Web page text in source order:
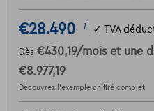
€28.490 1 ✓ TVA
Dès €430,19/mois et une
€8.977,19
Découvrez l’exemple chiffré complet